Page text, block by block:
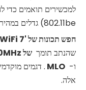
802.11be) גדלים במהירות.
חפש תכונות של 'True
WiFi 7':
שהנתב תומך של 320MHz בפס 6GHz
ו- MLO . דגמים
אלה.